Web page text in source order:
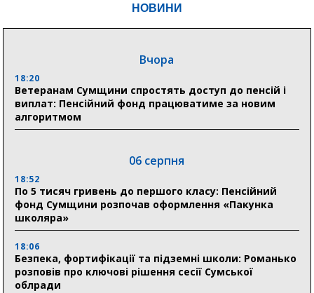
НОВИНИ
Вчора
18:20
Ветеранам Сумщини спростять доступ до пенсій і
виплат: Пенсійний фонд працюватиме за новим
алгоритмом
06 серпня
18:52
По 5 тисяч гривень до першого класу: Пенсійний
фонд Сумщини розпочав оформлення «Пакунка
школяра»
18:06
Безпека, фортифікації та підземні школи: Романько
розповів про ключові рішення сесії Сумської
облради